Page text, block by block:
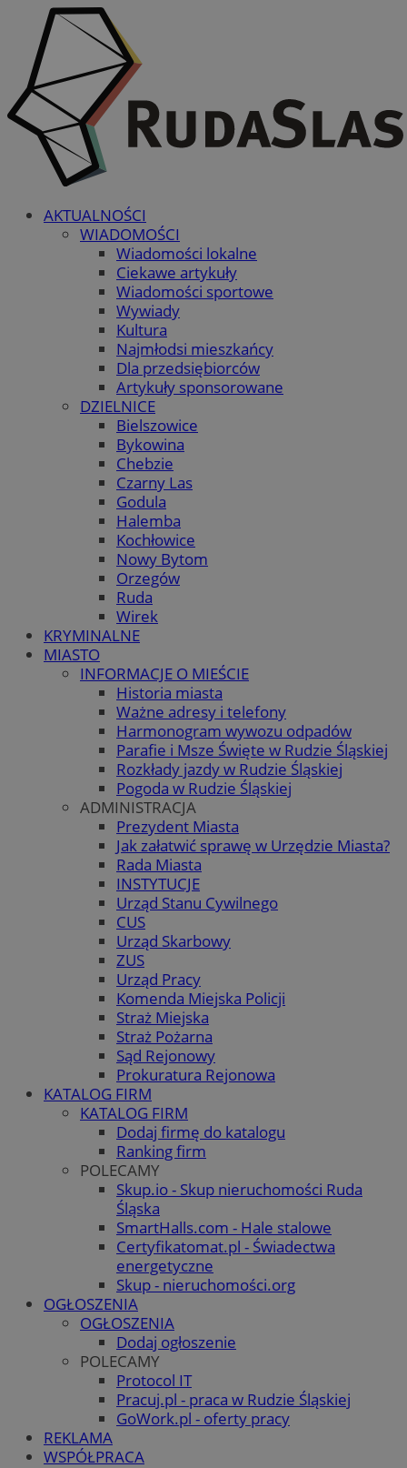
AKTUALNOŚCI
WIADOMOŚCI
Wiadomości lokalne
Ciekawe artykuły
Wiadomości sportowe
Wywiady
Kultura
Najmłodsi mieszkańcy
Dla przedsiębiorców
Artykuły sponsorowane
DZIELNICE
Bielszowice
Bykowina
Chebzie
Czarny Las
Godula
Halemba
Kochłowice
Nowy Bytom
Orzegów
Ruda
Wirek
KRYMINALNE
MIASTO
INFORMACJE O MIEŚCIE
Historia miasta
Ważne adresy i telefony
Harmonogram wywozu odpadów
Parafie i Msze Święte w Rudzie Śląskiej
Rozkłady jazdy w Rudzie Śląskiej
Pogoda w Rudzie Śląskiej
ADMINISTRACJA
Prezydent Miasta
Jak załatwić sprawę w Urzędzie Miasta?
Rada Miasta
INSTYTUCJE
Urząd Stanu Cywilnego
CUS
Urząd Skarbowy
ZUS
Urząd Pracy
Komenda Miejska Policji
Straż Miejska
Straż Pożarna
Sąd Rejonowy
Prokuratura Rejonowa
KATALOG FIRM
KATALOG FIRM
Dodaj firmę do katalogu
Ranking firm
POLECAMY
Skup.io - Skup nieruchomości Ruda
Śląska
SmartHalls.com - Hale stalowe
Certyfikatomat.pl - Świadectwa
energetyczne
Skup - nieruchomości.org
OGŁOSZENIA
OGŁOSZENIA
Dodaj ogłoszenie
POLECAMY
Protocol IT
Pracuj.pl - praca w Rudzie Śląskiej
GoWork.pl - oferty pracy
REKLAMA
WSPÓŁPRACA